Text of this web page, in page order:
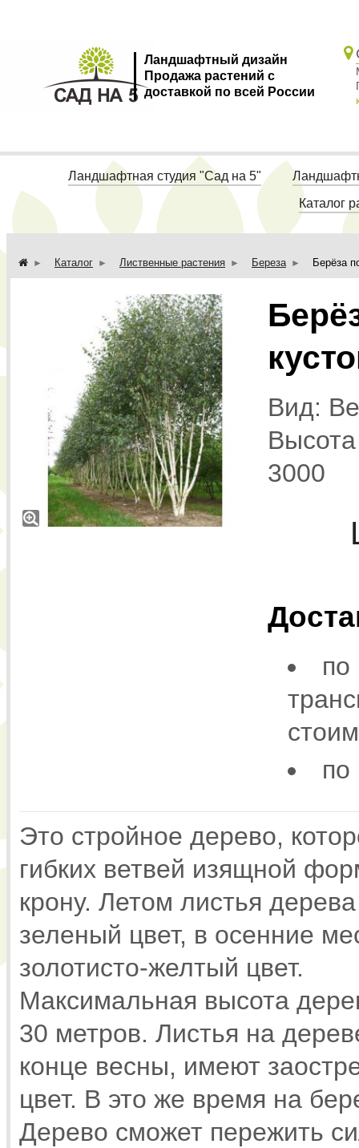
Ландшафтный дизайн
Продажа растений с
доставкой по всей России
Ландшафтная студия "Сад на 5"
Каталог
Каталог Лиственные растения Береза Берёза
Вид:
3000
по
по
Это стройное дерево,
гибких ветвей изящной
крону. Летом листья
зеленый цвет, в осенние
золотисто-желтый цвет.
Максимальная высота
30 метров. Листья на
конце весны, имеют
цвет. В это же время на
Дерево сможет пережить